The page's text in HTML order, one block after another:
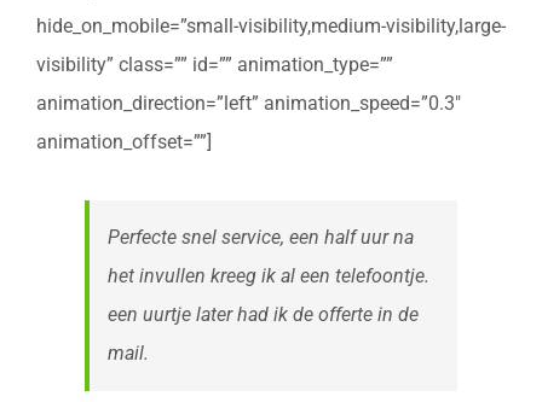
hide_on_mobile=”small-visibility,medium-visibility,large-
visibility” class=”” id=”” animation_type=””
animation_direction=”left” animation_speed=”0.3″
animation_offset=””]
Perfecte snel service, een half uur na
het invullen kreeg ik al een telefoontje.
een uurtje later had ik de offerte in de
mail.